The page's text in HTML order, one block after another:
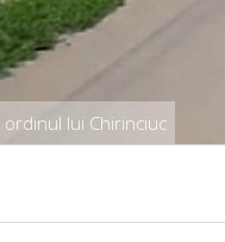
lui Chirinciuc